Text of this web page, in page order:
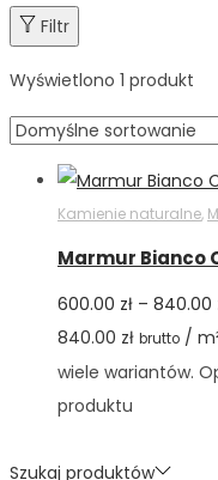
Filtr
Wyświetlono 1 produkt
Kamienie naturalne,
Marmur Bianco
600.00 zł – 840.00
840.00 zł brutto /
wiele wariantów.
produktu
Szukaj produktów